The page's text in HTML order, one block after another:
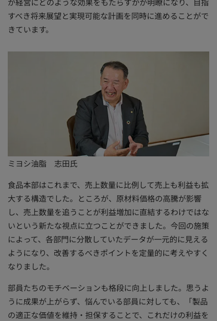
すべき将来展望と実現可能な計画を同時に進めることがで
きています。
ミヨシ油脂 志田氏
食品本部はこれまで、売上数量に比例して売上も利益も拡
大する構造でした。ところが、原材料価格の高騰が影響
し、売上数量を追うことが利益増加に直結するわけではな
いという新たな視点に立つことができました。今回の施策
によって、各部門に分散していたデータが一元的に見える
ようになり、改善するべきポイントを定量的に考えやすく
なりました。
部員たちのモチベーションも格段に向上しました。思うよ
うに成果が上がらず、悩んでいる部員に対しても、「製品
の適正な価値を維持・担保することで、これだけの利益を